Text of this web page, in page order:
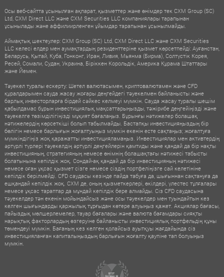
Осы веб-сайтта ұсынылған ақпарат, қызметтер және өнімдер тек CXM Group (SC)
Ltd, CXM Direct LLC және CXM Securities LLC компаниялары тарапынан
ұсынылады және аффилиирленген ұйымдар тарапынан ұсынылмайды.
Аймақтық шектеулер: CXM Group (SC) Ltd, CXM Direct LLC және CXM Securities
LLC келесі елдер мен аумақтардың резиденттеріне қызмет көрсетпейді: Ауғанстан,
Беларусь, Қытай, Куба, Гонконг, Иран, Ливия, Мьянма (Бирма), Солтүстік Корея,
Ресей, Сомали, Судан, Украина, Біріккен Корольдік, Америка Құрама Штаттары
және Йемен.
Тәуекел туралы ескерту: Шетел валютасымен, криптовалютамен және CFD
құралдарымен сауда жасау жоғары деңгейдегі тәуекелмен байланысты және
барлық инвесторларға бірдей сәйкес келмеуі мүмкін. Сауда жасау туралы шешім
қабылдамас бұрын инвестициялық мақсаттарыңызды, тәжірибе деңгейіңізді және
тәуекелге төзімділігіңізді мұқият бағалаңыз. Бұрынғы нәтижелер болашақ
нәтижелердің көрсеткіші болып табылмайды. Бастапқы инвестицияңыздың бір
бөлігін немесе барлығын жоғалтуыңыз мүмкін екенін есте сақтаңыз; жоғалтуға
мүмкіндігіңіз жоқ қаражатты инвестицияламаңыз. Инвестициялар мен активтердің
әртүрлі түрлері тәуекелдің әртүрлі деңгейлерін қамтиды және қандай да бір нақты
инвестицияның, стратегияның немесе өнімнің болашақтағы нәтижесі табысты
болатынына кепілдік жоқ. Сондай-ақ қандай да бір инвестицияның нәтижесі
немесе оған ұқсас қызмет сізге немесе сіздің портфеліңізге сай келетініне
кепілдік берілмейді. CFD саудасы кезінде пайда табуға да, шығыннан сақтануға да
ешқандай кепілдік жоқ. CXM де, оның қызметкерлері, өкілдері, үлестес тұлғалары
немесе ұқсас тараптар да мұндай кепілдік бере алмайды. Сіз CFD саудасына
тәуекелдер тән екенін мойындайсыз және осы тәуекелдер мен туындайтын кез
келген шығындарды қаржылық тұрғыдан көтере алуыңыз қажет. Акциялар бағасы,
пайыздық мөлшерлемелер, тауар бағалары және валюта бағамдары сияқты
нарықтық факторлардың өзгеруіне байланысты инвестициялық портфельдің құны
төмендеуі мүмкін. Бағаның кез келген қолайсыз ауытқуы жағдайында сіз
инвестицияланған капиталыңыздың барлығын жоғалту қаупіне тап болуыңыз
мүмкін.